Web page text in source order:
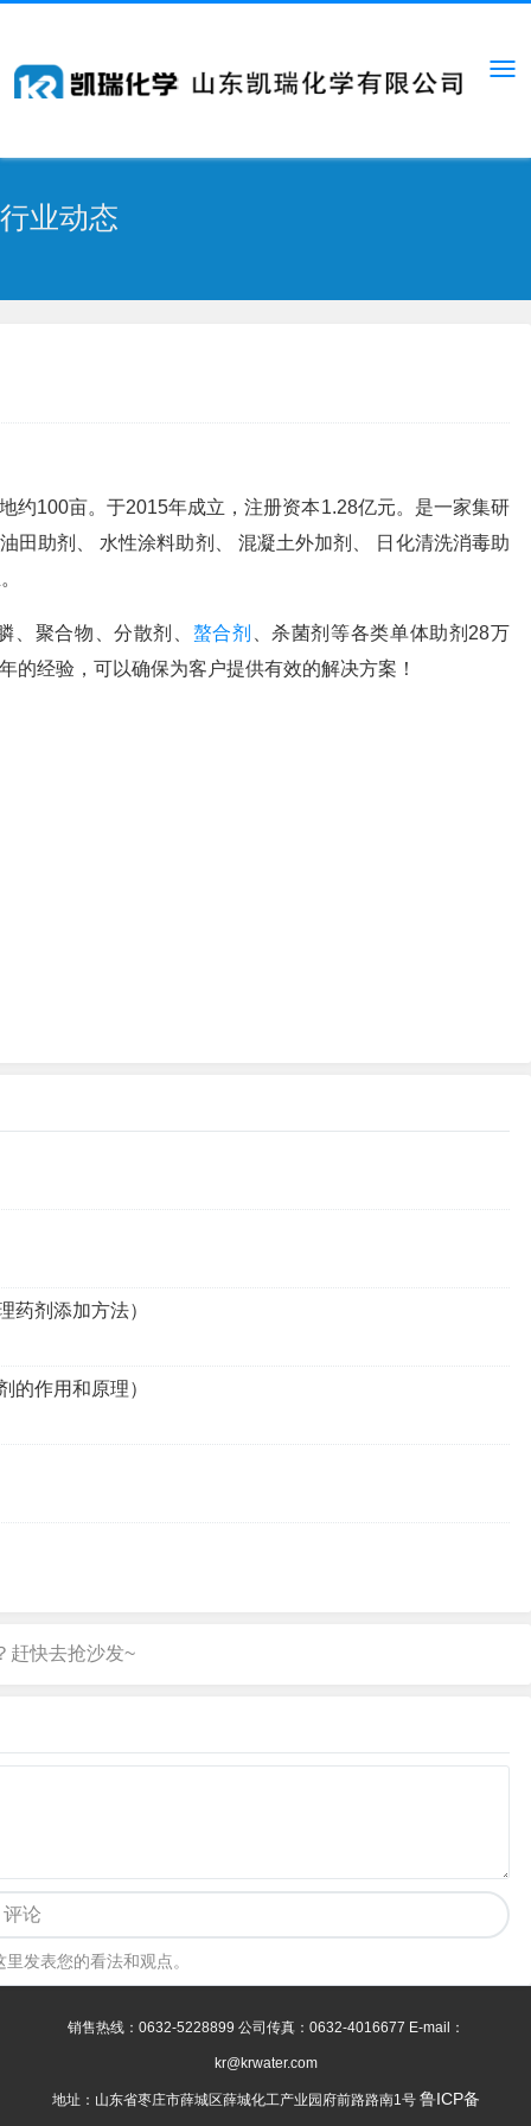
行业动态
约100亩。于2015年成立，注册资本1.28亿元。是一家集研
田助剂、 水性涂料助剂、 混凝土外加剂、 日化清洗消毒助
、聚合物、分散剂、 螯合剂
、杀菌剂等各类单体助剂28万
的经验，可以确保为客户提供有效的解决方案！
药剂添加方法）
的作用和原理）
评论
发表您的看法和观点。
销售热线：0632-5228899 公司传真：0632-4016677 E-mail：
kr@krwater.com
地址：山东省枣庄市薛城区薛城化工产业园府前路路南1号 鲁ICP备